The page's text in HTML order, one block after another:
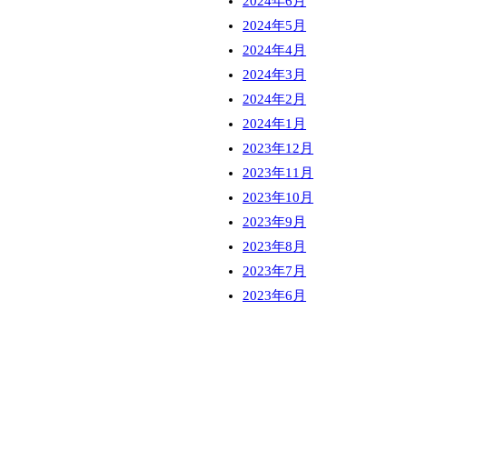
2024年5月
2024年4月
2024年3月
2024年2月
2024年1月
2023年12月
2023年11月
2023年10月
2023年9月
2023年8月
2023年7月
2023年6月